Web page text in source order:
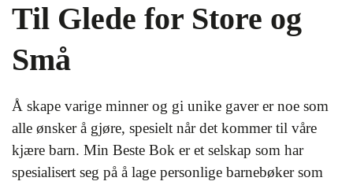
Til Glede for Store og
Små
Å skape varige minner og gi unike gaver er noe som
alle ønsker å gjøre, spesielt når det kommer til våre
kjære barn. Min Beste Bok er et selskap som har
spesialisert seg på å lage personlige barnebøker som